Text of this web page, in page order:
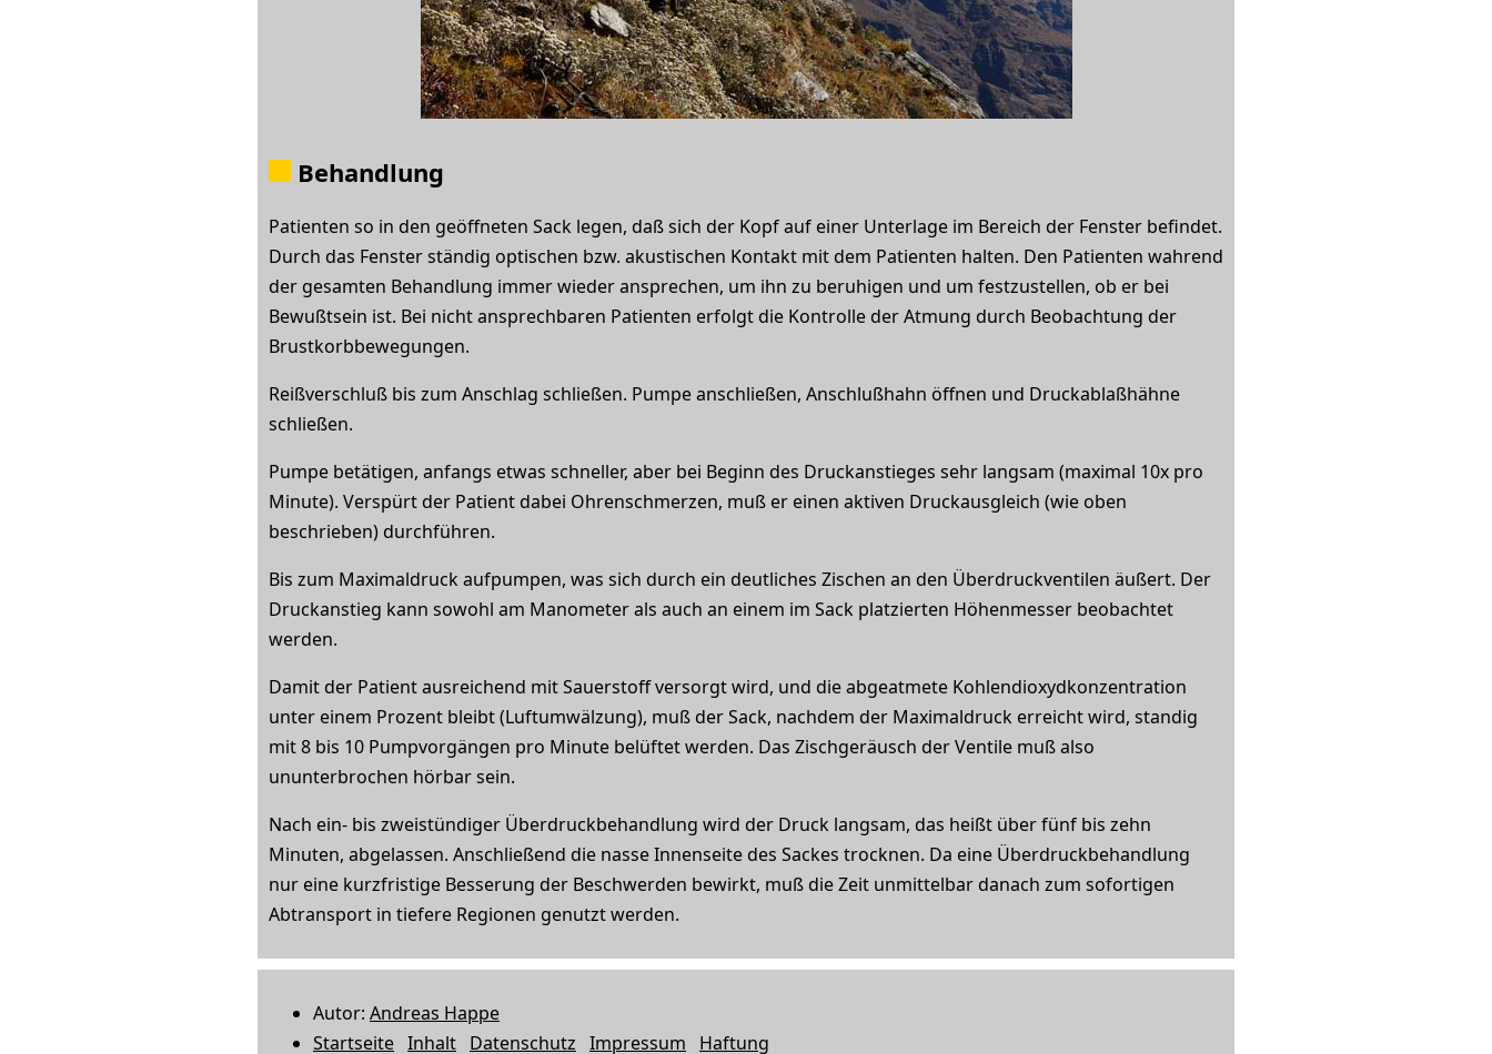
Behandlung
Patienten so in den geöffneten Sack legen, daß sich der Kopf auf einer Unterlage im Bereich der Fenster befindet.
Durch das Fenster ständig optischen bzw. akustischen Kontakt mit dem Patienten halten. Den Patienten wahrend
der gesamten Behandlung immer wieder ansprechen, um ihn zu beruhigen und um festzustellen, ob er bei
Bewußtsein ist. Bei nicht ansprechbaren Patienten erfolgt die Kontrolle der Atmung durch Beobachtung der
Brustkorbbewegungen.
Reißverschluß bis zum Anschlag schließen. Pumpe anschließen, Anschlußhahn öffnen und Druckablaßhähne
schließen.
Pumpe betätigen, anfangs etwas schneller, aber bei Beginn des Druckanstieges sehr langsam (maximal 10x pro
Minute). Verspürt der Patient dabei Ohrenschmerzen, muß er einen aktiven Druckausgleich (wie oben
beschrieben) durchführen.
Bis zum Maximaldruck aufpumpen, was sich durch ein deutliches Zischen an den Überdruckventilen äußert. Der
Druckanstieg kann sowohl am Manometer als auch an einem im Sack platzierten Höhenmesser beobachtet
werden.
Damit der Patient ausreichend mit Sauerstoff versorgt wird, und die abgeatmete Kohlendioxydkonzentration
unter einem Prozent bleibt (Luftumwälzung), muß der Sack, nachdem der Maximaldruck erreicht wird, standig
mit 8 bis 10 Pumpvorgängen pro Minute belüftet werden. Das Zischgeräusch der Ventile muß also
ununterbrochen hörbar sein.
Nach ein- bis zweistündiger Überdruckbehandlung wird der Druck langsam, das heißt über fünf bis zehn
Minuten, abgelassen. Anschließend die nasse Innenseite des Sackes trocknen. Da eine Überdruckbehandlung
nur eine kurzfristige Besserung der Beschwerden bewirkt, muß die Zeit unmittelbar danach zum sofortigen
Abtransport in tiefere Regionen genutzt werden.
Autor: Andreas Happe
Startseite Inhalt Datenschutz Impressum Haftung